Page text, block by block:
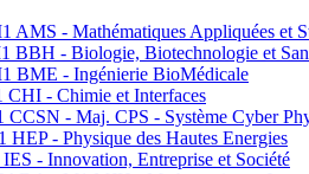
AMS - Mathématiques Appliquées et
BBH - Biologie, Biotechnologie et
BME - Ingénierie BioMédicale
- Chimie et Interfaces
CCSN - Maj. CPS - Système Cyber
- Physique des Hautes Energies
- Innovation, Entreprise et Société